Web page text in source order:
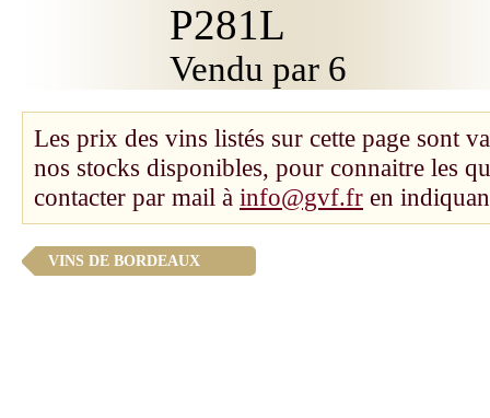
P281L
Vendu par 6
Les prix des vins listés sur cette page sont
nos stocks disponibles, pour connaitre les
contacter par mail à info@gvf.fr en
VINS DE BORDEAUX